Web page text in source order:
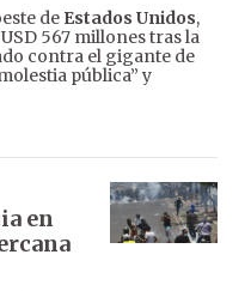
de Estados Unidos,
567 millones tras la
contra el gigante de
pública” y
en